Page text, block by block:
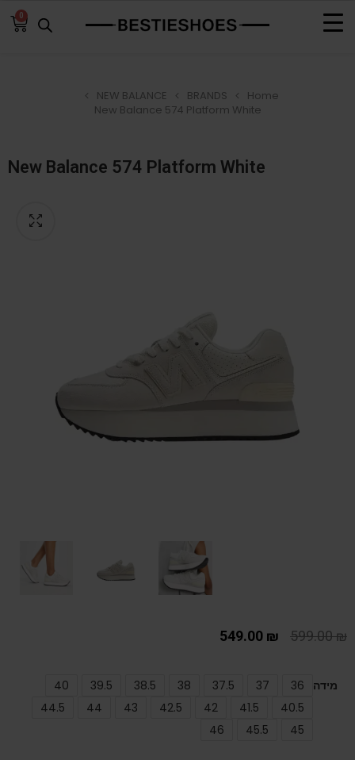
0
Home
BRANDS
NEW BALANCE
New Balance 574 Platform White
New Balance 574 Platform White
599.00₪
549.00 ₪
מידה 36
37
37.5
38
38.5
39.5
40
40.5
41.5
42
42.5
43
44
44.5
45
45.5
46